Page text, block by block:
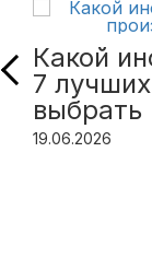
Какой
7
выбрать
19.06.2026